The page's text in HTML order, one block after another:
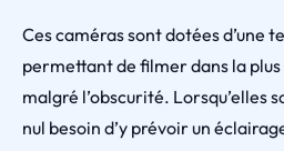
Ces caméras sont dotées d’une
permettant de filmer dans la
malgré l’obscurité. Lorsqu’elles
nul besoin d’y prévoir un